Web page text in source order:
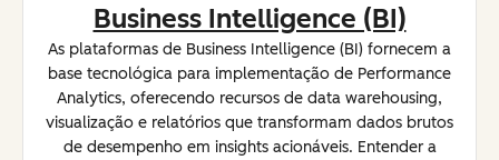
Business Intelligence (BI)
As plataformas de Business Intelligence (BI) fornecem a
base tecnológica para implementação de Performance
Analytics, oferecendo recursos de data warehousing,
visualização e relatórios que transformam dados brutos
de desempenho em insights acionáveis. Entender a